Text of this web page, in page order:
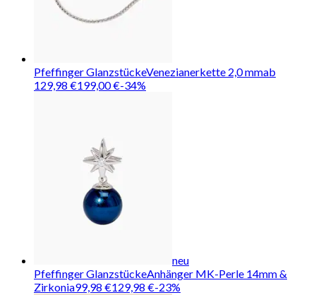
Pfeffinger GlanzstückeVenezianerkette 2,0 mmab
129,98 €199,00 €-34%
neu
Pfeffinger GlanzstückeAnhänger MK-Perle 14mm &
Zirkonia99,98 €129,98 €-23%